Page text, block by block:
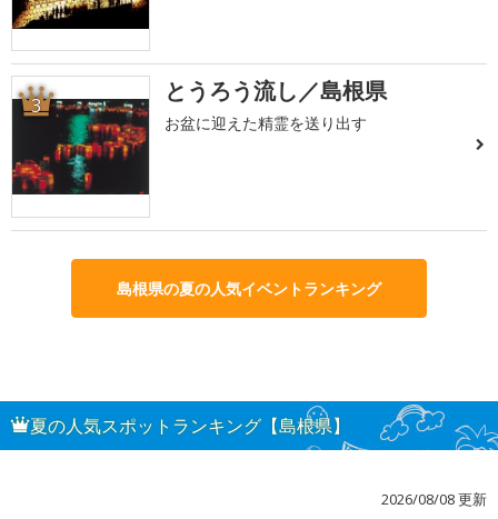
3 とうろう流し／島根県
お盆に迎えた精霊を送り出す
島根県の夏の人気イベントランキング
夏の人気スポットランキング【島根県】
2026/08/08 更新